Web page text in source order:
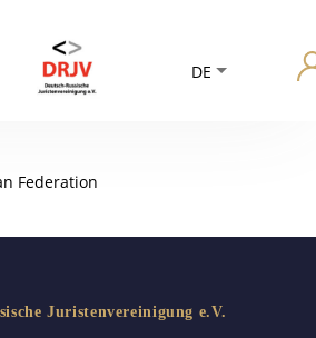
DE
Federation
Juristenvereinigung e.V.